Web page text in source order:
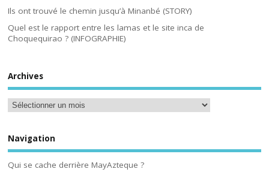
Ils ont trouvé le chemin jusqu’à Minanbé (STORY)
Quel est le rapport entre les lamas et le site inca de
Choquequirao ? (INFOGRAPHIE)
Archives
Navigation
Qui se cache derrière MayAzteque ?